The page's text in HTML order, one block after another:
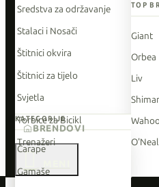
Sredstva za održavanje
Stalaci i Nosači
Štitnici okvira
Štitnici za tijelo
Svjetla
Torbice za Bicikl
Trenažeri
TOP
Giant
Orbea
Liv
O'Neal
KATEGORIJE
Čarape
Gamaše
BRENDOVI
